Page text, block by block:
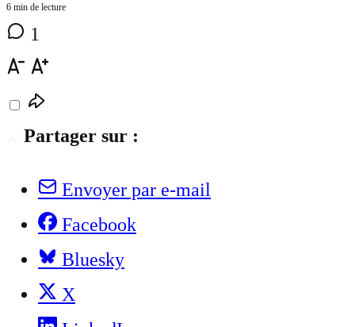
6 min de lecture
1
Partager sur :
Envoyer par e-mail
Facebook
Bluesky
X